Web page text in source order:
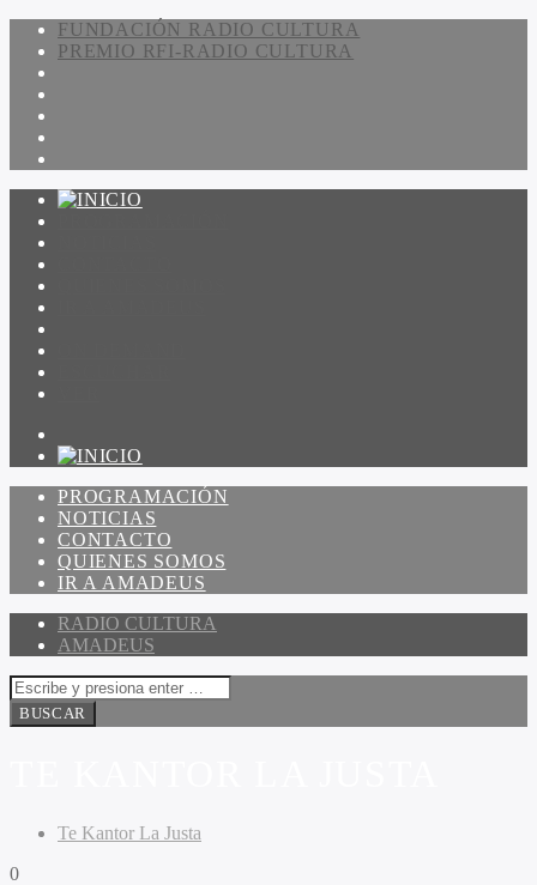
FUNDACIÓN RADIO CULTURA
PREMIO RFI-RADIO CULTURA
PROGRAMACIÓN
NOTICIAS
CONTACTO
QUIENES SOMOS
IR A AMADEUS
RADIO CULTURA
AMADEUS
Te Kantor La Justa
0